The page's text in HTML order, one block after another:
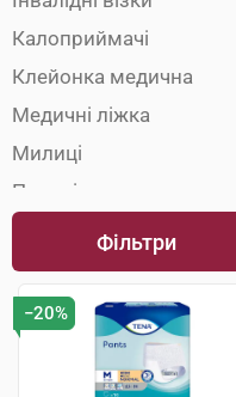
Калоприймачі
Клейонка медична
Медичні ліжка
Милиці
Палиці
Пелюшки
Підгузки для дорослих
Поручні та опори
Приналежності та
Сечоприймачі
Фільтри
−20%